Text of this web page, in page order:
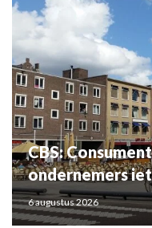
CBS:
ondernemers
6 augustus 2026